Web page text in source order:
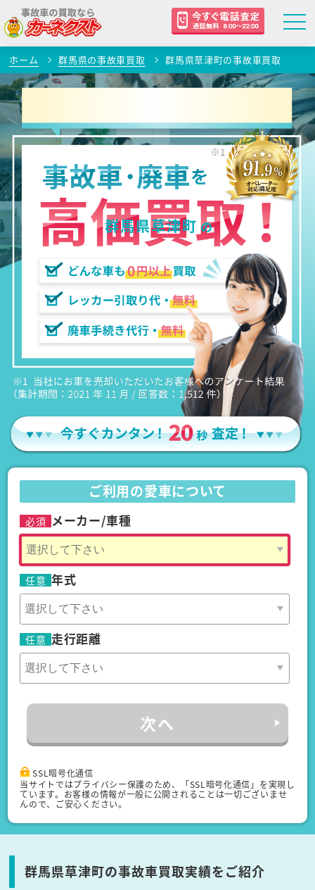
ホーム 群馬県の事故車買取 群馬県草津町の事故車買取
群馬県草津町 の
ご利用の愛車について
必須 メーカー/車種
任意 年式
任意 走行距離
次へ
SSL暗号化通信
当サイトではプライバシー保護のため、「SSL暗号化通信」を実現し
ています。お客様の情報が一般に公開されることは一切ございませ
んので、ご安心ください。
群馬県草津町の事故車買取実績をご紹介